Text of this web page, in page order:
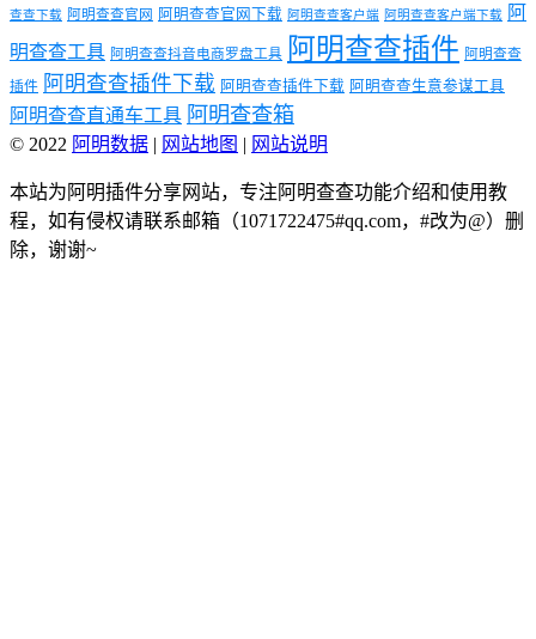
查查下载 阿明查查官网 阿明查查官网下载 阿明查查客户端 阿明查查客户端下载
阿
明查查工具 阿明查查抖音电商罗盘工具 阿明查查插件 阿明查查
插件 阿明查查插件下载 阿明查查插件下载 阿明查查生意参谋工具
阿明查查直通车工具 阿明查查箱
© 2022 阿明数据 | 网站地图 | 网站说明
本站为阿明插件分享网站，专注阿明查查功能介绍和使用教
程，如有侵权请联系邮箱（1071722475#qq.com，#改为@）删
除，谢谢~